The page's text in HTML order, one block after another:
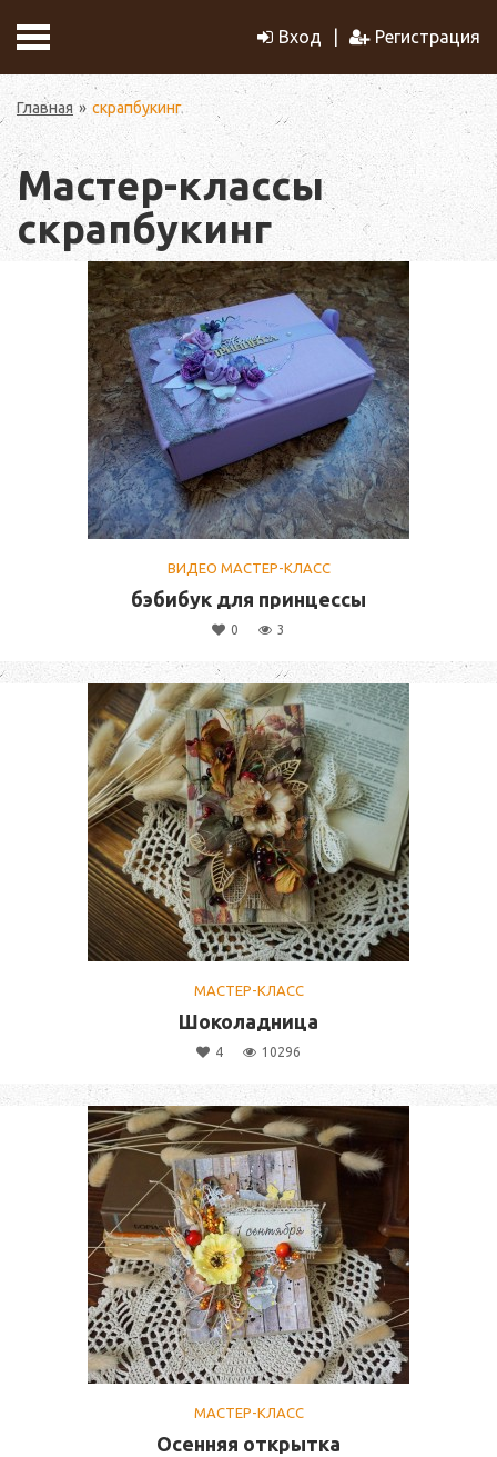
Вход Регистрация
Главная скрапбукинг
Мастер-классы
скрапбукинг
ВИДЕО МАСТЕР-КЛАСС
бэбибук для принцессы
0 3
МАСТЕР-КЛАСС
Шоколадница
4 10296
МАСТЕР-КЛАСС
Осенняя открытка